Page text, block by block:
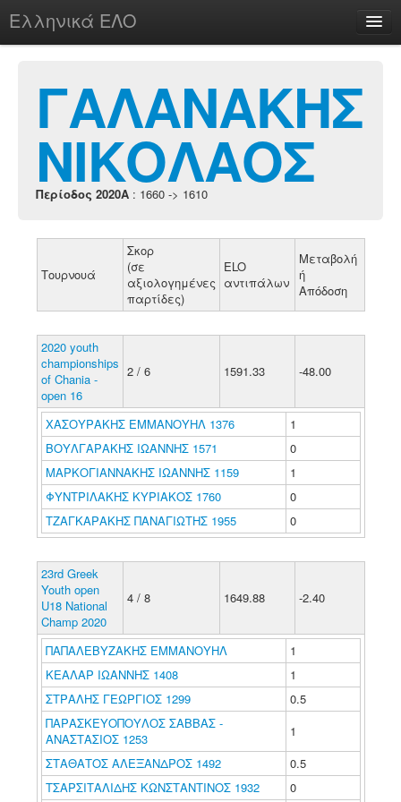
Ελληνικά ΕΛΟ
chesstu.be @ discord
Login
ΓΑΛΑΝΑΚΗΣ
ΝΙΚΟΛΑΟΣ
Περίοδος 2020A : 1660 -> 1610
Τουρνουά
Σκορ
(σε
αξιολογημένες
παρτίδες)
ELO
αντιπάλων
Μεταβολή
ή
Απόδοση
2020 youth
championships
of Chania -
open 16
2 / 6 1591.33 -48.00
ΧΑΣΟΥΡΑΚΗΣ ΕΜΜΑΝΟΥΗΛ 1376
1
ΒΟΥΛΓΑΡΑΚΗΣ ΙΩΑΝΝΗΣ 1571
0
ΜΑΡΚΟΓΙΑΝΝΑΚΗΣ ΙΩΑΝΝΗΣ 1159
1
ΦΥΝΤΡΙΛΑΚΗΣ ΚΥΡΙΑΚΟΣ 1760
0
ΤΖΑΓΚΑΡΑΚΗΣ ΠΑΝΑΓΙΩΤΗΣ 1955
0
23rd Greek
Youth open
U18 National
Champ 2020
4 / 8 1649.88 -2.40
ΠΑΠΑΛΕΒΥΖΑΚΗΣ ΕΜΜΑΝΟΥΗΛ
1
ΚΕΑΛΑΡ ΙΩΑΝΝΗΣ 1408
1
ΣΤΡΑΛΗΣ ΓΕΩΡΓΙΟΣ 1299
0.5
ΠΑΡΑΣΚΕΥΟΠΟΥΛΟΣ ΣΑΒΒΑΣ -
ΑΝΑΣΤΑΣΙΟΣ 1253
1
ΣΤΑΘΑΤΟΣ ΑΛΕΞΑΝΔΡΟΣ 1492
0.5
ΤΣΑΡΣΙΤΑΛΙΔΗΣ ΚΩΝΣΤΑΝΤΙΝΟΣ 1932
0